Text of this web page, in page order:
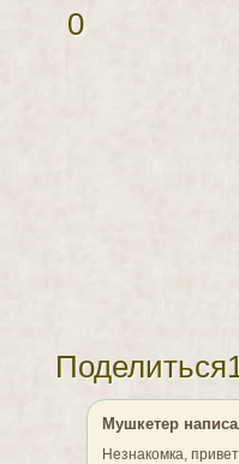
0
Поделиться
Мушкетер
Незнакомка,